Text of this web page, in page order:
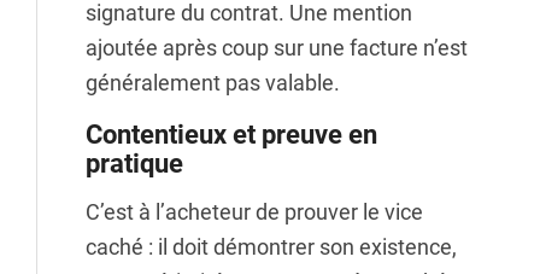
signature du contrat. Une mention
ajoutée après coup sur une facture n’est
généralement pas valable.
Contentieux et preuve en
pratique
C’est à l’acheteur de prouver le vice
caché : il doit démontrer son existence,